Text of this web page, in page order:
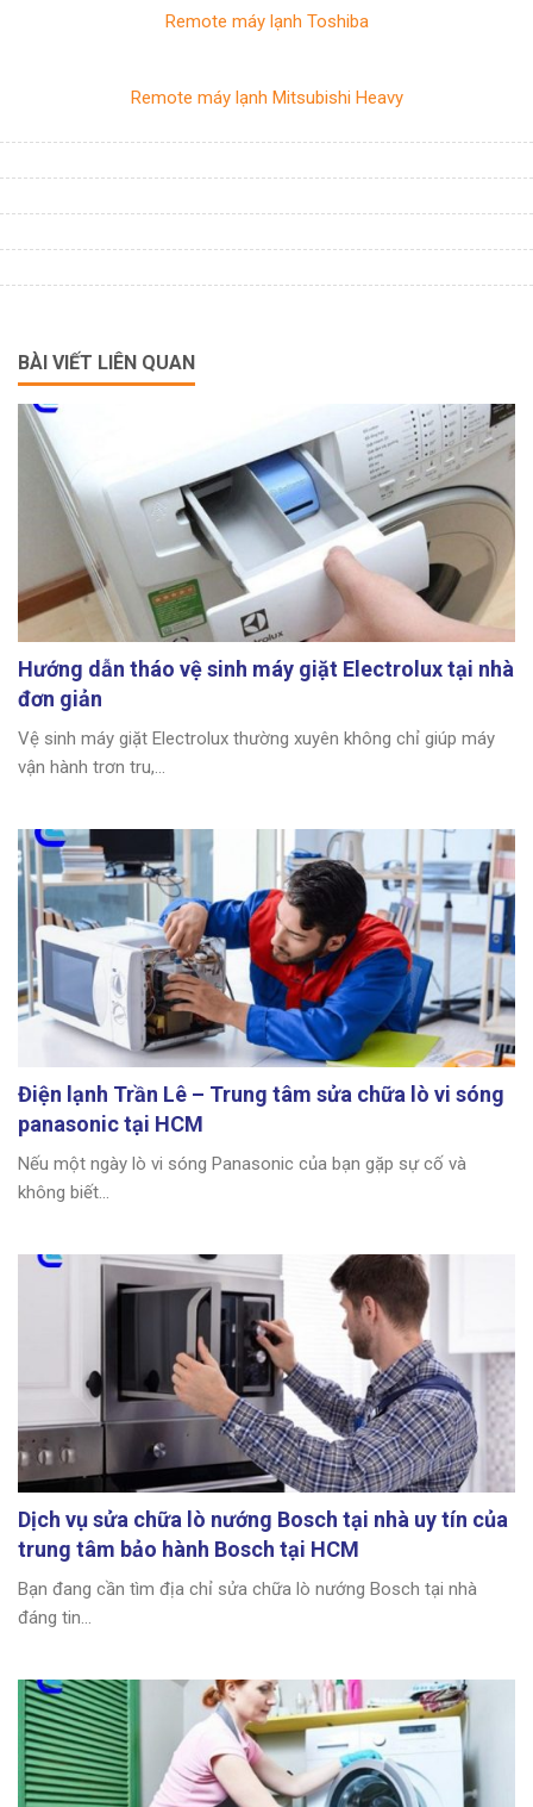
Remote máy lạnh Toshiba
Remote máy lạnh Mitsubishi Heavy
BÀI VIẾT LIÊN QUAN
Hướng dẫn tháo vệ sinh máy giặt Electrolux tại nhà
đơn giản
Vệ sinh máy giặt Electrolux thường xuyên không chỉ giúp máy
vận hành trơn tru,...
Điện lạnh Trần Lê – Trung tâm sửa chữa lò vi sóng
panasonic tại HCM
Nếu một ngày lò vi sóng Panasonic của bạn gặp sự cố và
không biết...
Dịch vụ sửa chữa lò nướng Bosch tại nhà uy tín của
trung tâm bảo hành Bosch tại HCM
Bạn đang cần tìm địa chỉ sửa chữa lò nướng Bosch tại nhà
đáng tin...